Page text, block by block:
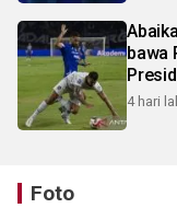
bawa
4 hari
Foto